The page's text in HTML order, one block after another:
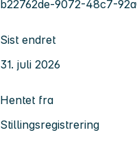
b22762de-9072-48c7-
Sist endret
31. juli 2026
Hentet fra
Stillingsregistrering